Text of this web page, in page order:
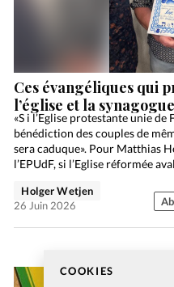
COOKIES
Ces évangéliques qui
l’église et la synagogue
«S i l’Eglise protestante unie de
bénédiction des couples de
sera caduque». Pour Matthias
l’EPUdF, si l’Eglise réformée
Holger Wetjen
26 Juin 2026